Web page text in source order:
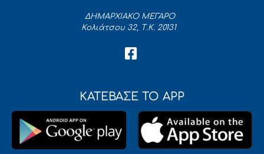
ΔΗΜΑΡΧΙΑΚΟ ΜΕΓΑΡΟ
Κολιάτσου 32, Τ.Κ. 20131
ΚΑΤΕΒΑΣΕ ΤΟ APP